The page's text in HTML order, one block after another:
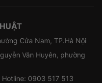
Cửa Nam, TP.Hà Nội
Văn Huyên, phường
0903 517 513